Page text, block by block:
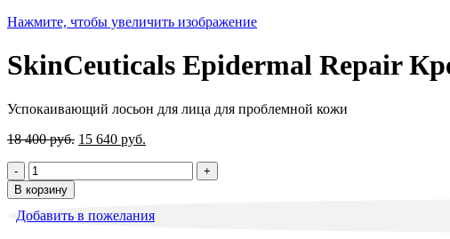
Нажмите, чтобы увеличить изображение
SkinCeuticals Epidermal Repair
Успокаивающий лосьон для лица для проблемной кожи
18 400руб. Первоначальная
15 640 руб.
Количество
товара
SkinCeuticals
Epidermal
В корзину
Добавить в пожелания